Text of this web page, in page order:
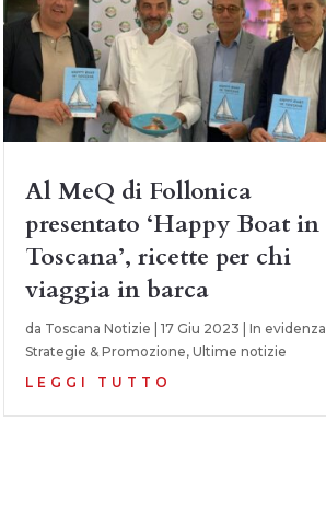
Al MeQ di Follonica
presentato ‘Happy Boat in
Toscana’, ricette per chi
viaggia in barca
da Toscana Notizie | 17 Giu 2023 | In evidenza
Strategie & Promozione, Ultime notizie
LEGGI TUTTO